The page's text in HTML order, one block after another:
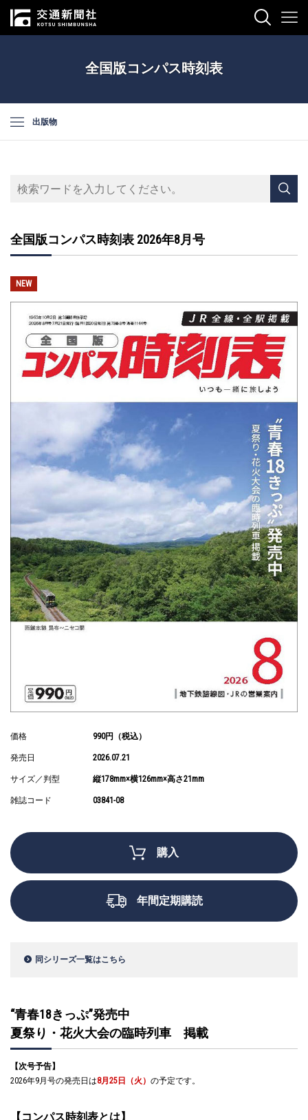
全国版コンパス時刻表
出版物
全国版コンパス時刻表 2026年8月号
NEW
価格 990円（税込）
発売日 2026.07.21
サイズ／判型 縦178mm×横126mm×高さ21mm
雑誌コード 03841-08
購入
年間定期購読
同シリーズ一覧はこちら
“青春18きっぷ”発売中
夏祭り・花火大会の臨時列車 掲載
【次号予告】
2026年9月号の発売日は8月25日（火） の予定です。
【コンパス時刻表とは】